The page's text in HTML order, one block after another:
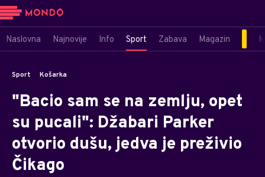
Naslovna Najnovije Info Sport Zabava Magazin
Sport Košarka
"Bacio sam se na zemlju, opet
su pucali": Džabari Parker
otvorio dušu, jedva je preživio
Čikago